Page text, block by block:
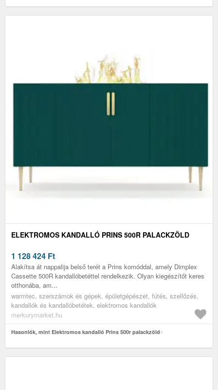
ELEKTROMOS KANDALLÓ PRINS 500R PALACKZÖLD
1 128 424 Ft
Alakítsa át nappalija belső terét a Prins komóddal, amely Dimplex
Cassette 500R kandallóbetéttel rendelkezik. Olyan kiegészítőt keres
otthonába, am...
warmtec, szerszámok és gépek, épületgépészet, fútés, szellőzés,
kandallók és kandallóbetétek, elektromos kandallók
merkurymarket.hu
Hasonlók, mint Elektromos kandalló Prins 500r palackzöld